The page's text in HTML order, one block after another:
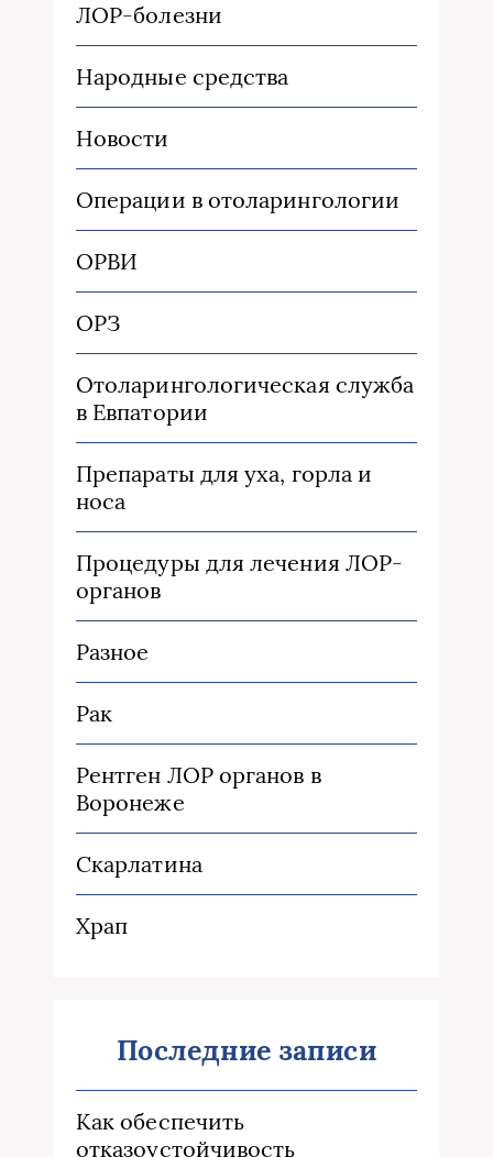
ЛОР-болезни
Народные средства
Новости
Операции в отоларингологии
ОРВИ
ОРЗ
Отоларингологическая служба
в Евпатории
Препараты для уха, горла и
носа
Процедуры для лечения ЛОР-
органов
Разное
Рак
Рентген ЛОР органов в
Воронеже
Скарлатина
Храп
Последние записи
Как обеспечить
отказоустойчивость